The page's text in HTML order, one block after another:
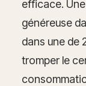
efficace.
généreuse
dans une de
tromper le